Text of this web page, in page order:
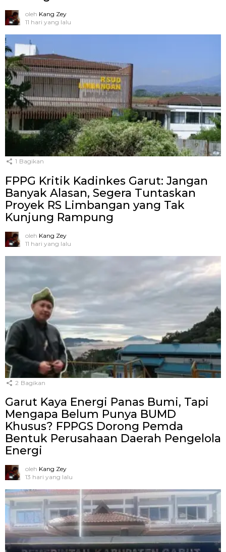
oleh Kang Zey
11 hari yang lalu
1 Bagikan
FPPG Kritik Kadinkes Garut: Jangan
Banyak Alasan, Segera Tuntaskan
Proyek RS Limbangan yang Tak
Kunjung Rampung
oleh Kang Zey
11 hari yang lalu
2 Bagikan
Garut Kaya Energi Panas Bumi, Tapi
Mengapa Belum Punya BUMD
Khusus? FPPGS Dorong Pemda
Bentuk Perusahaan Daerah Pengelola
Energi
oleh Kang Zey
13 hari yang lalu